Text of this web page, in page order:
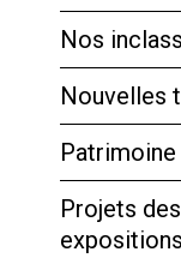
Nos
Nouvelles
Projets